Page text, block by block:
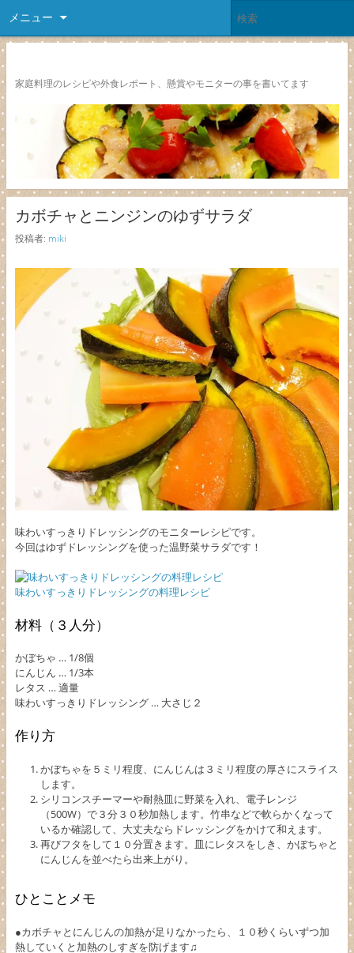
メニュー
家庭料理のレシピや外食レポート、懸賞やモニターの事を書いてます
カボチャとニンジンのゆずサラダ
投稿者: miki
味わいすっきりドレッシングのモニターレシピです。
今回はゆずドレッシングを使った温野菜サラダです！
味わいすっきりドレッシングの料理レシピ
材料（３人分）
かぼちゃ … 1/8個
にんじん … 1/3本
レタス … 適量
味わいすっきりドレッシング … 大さじ２
作り方
かぼちゃを５ミリ程度、にんじんは３ミリ程度の厚さにスライス
します。
シリコンスチーマーや耐熱皿に野菜を入れ、電子レンジ
（500W）で３分３０秒加熱します。竹串などで軟らかくなって
いるか確認して、大丈夫ならドレッシングをかけて和えます。
再びフタをして１０分置きます。皿にレタスをしき、かぼちゃと
にんじんを並べたら出来上がり。
ひとことメモ
●カボチャとにんじんの加熱が足りなかったら、１０秒くらいずつ加
熱していくと加熱のしすぎを防げます♫